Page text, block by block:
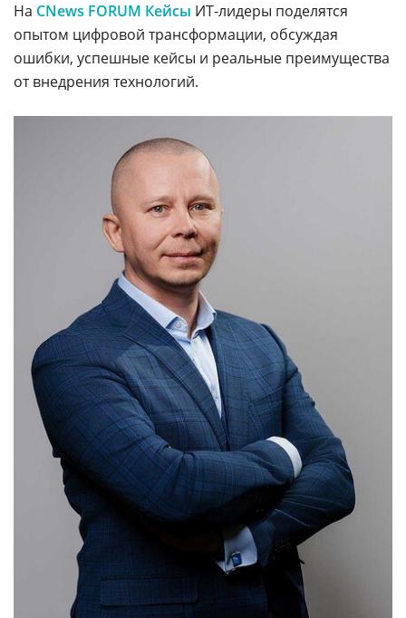
На CNews FORUM Кейсы ИТ-лидеры поделятся
опытом цифровой трансформации, обсуждая
ошибки, успешные кейсы и реальные преимущества
от внедрения технологий.